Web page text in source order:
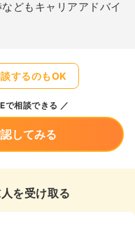
どもキャリアアドバイ
するのもOK
で相談できる
してみる
を受け取る